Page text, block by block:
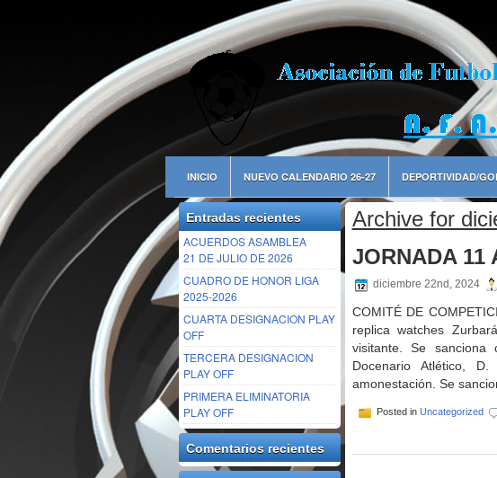
INICIO NUEVO CALENDARIO 26-27 DEPORTIVIDAD/
Entradas recientes
ACUERDOS ASAMBLEA
21 DE JULIO DE 2026
CUADRO DE HONOR LIGA
2025-2026
CUARTA DESIGNACION PLAY
OFF
TERCERA DESIGNACION
PLAY OFF
PRIMERA ELIMINATORIA
PLAY OFF
Comentarios recientes
Archive for
JORNADA 11
diciembre 22nd, 2024
COMITÉ DE
replica watches
visitante. Se
Docenario Atlético,
amonestación. Se
Posted in Uncategorized